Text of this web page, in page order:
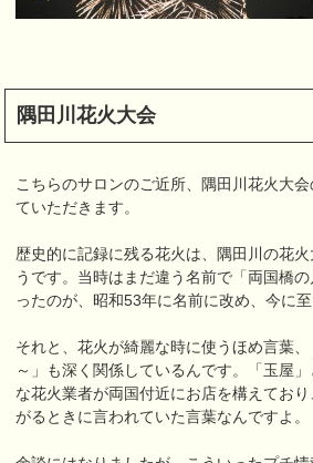
隅田川花火大会
こちらのサロンのご近所、隅田川花火大
ていただきます。
歴史的に記録に残る花火は、隅田川の花
うです。当時はまだ違う名前で「両国橋
ったのが、昭和53年に名前に改め、今に至
それと、花火が綺麗な時に使うほめ言葉
～」も深く関係しているんです。「玉屋
な花火業者が両国付近にお店を構えてお
がるときに言われていた言葉なんですよ。